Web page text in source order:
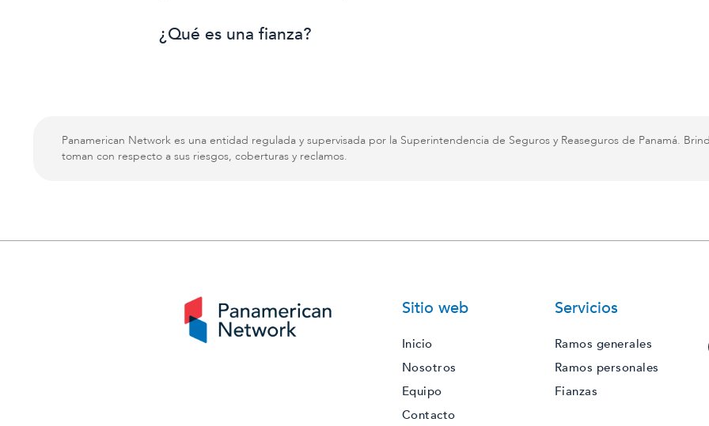
¿Qué es una fianza?
Panamerican Network es una entidad regulada y supervisada por la Superintendencia de Seguros y Reaseguros de Panamá.
toman con respecto a sus riesgos, coberturas y reclamos.
Sitio web
Inicio
Nosotros
Equipo
Contacto
Servicios
Ramos generales
Ramos personales
Fianzas